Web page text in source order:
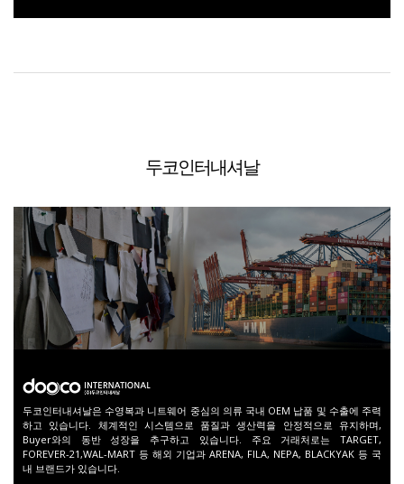
두코인터내셔날
두코인터내셔날은 수영복과 니트웨어 중심의 의류 국내 OEM 납품 및 수출에 주력
하고 있습니다. 체계적인 시스템으로 품질과 생산력을 안정적으로 유지하며,
Buyer와의 동반 성장을 추구하고 있습니다. 주요 거래처로는 TARGET,
FOREVER-21,WAL-MART 등 해외 기업과 ARENA, FILA, NEPA, BLACKYAK 등 국
내 브랜드가 있습니다.